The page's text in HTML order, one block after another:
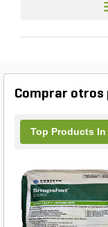
Comprar otros
Top Products